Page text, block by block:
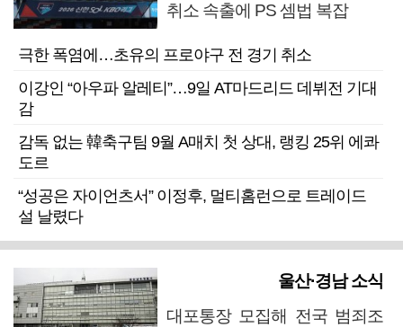
취소 속출에 PS 셈법 복잡
극한 폭염에…초유의 프로야구 전 경기 취소
이강인 “아우파 알레티”…9일 AT마드리드 데뷔전 기대
감
감독 없는 韓축구팀 9월 A매치 첫 상대, 랭킹 25위 에콰
도르
“성공은 자이언츠서” 이정후, 멀티홈런으로 트레이드
설 날렸다
울산·경남 소식
대포통장 모집해 전국 범죄조